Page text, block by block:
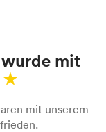
mit
mit unserem